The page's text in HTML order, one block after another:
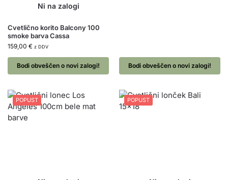
Cvetlično korito Balcony 100
smoke barva Cassa
159,00 € z DDV
Bodi obveščen o novi zalogi! Bodi obveščen o novi zalogi!
POPUST POPUST